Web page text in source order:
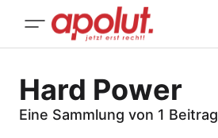
Hard Power
Eine Sammlung von 1 Beitrag